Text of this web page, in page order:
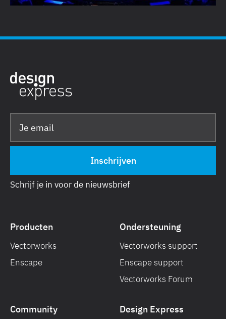
Schrijf je in voor de nieuwsbrief
Producten
Vectorworks
Enscape
Ondersteuning
Vectorworks support
Enscape support
Vectorworks Forum
Community Design Express